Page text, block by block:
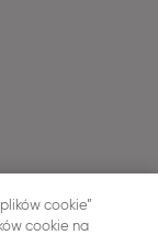
cookie”
cookie na